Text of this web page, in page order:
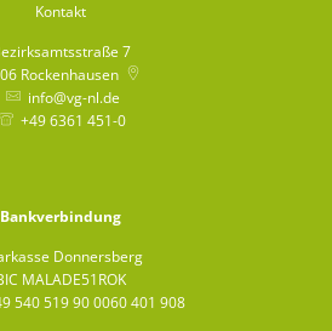
Kontakt
7
Rockenhausen
info@vg-nl.de
+49 6361 451-0
Bankverbindung
Donnersberg
MALADE51ROK
540 519 90 0060 401 908